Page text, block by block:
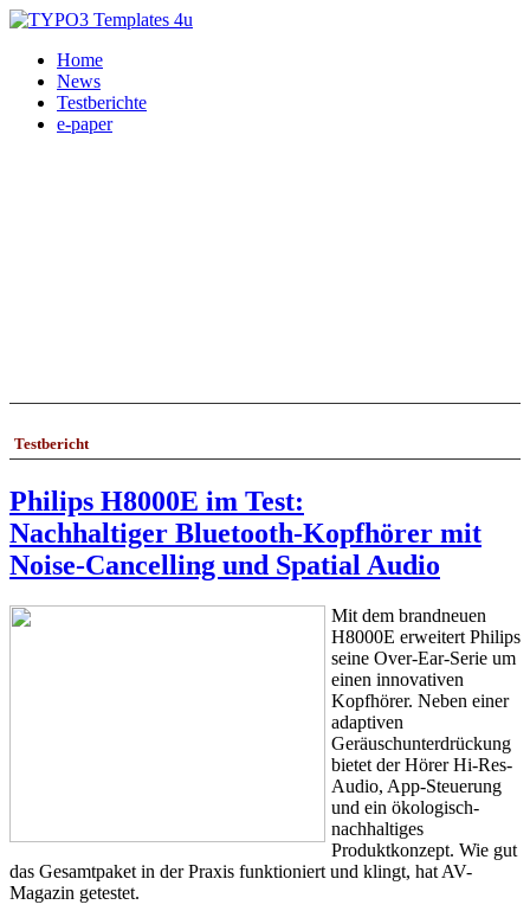
Home
News
Testberichte
e-paper
Testbericht
Philips H8000E im Test:
Nachhaltiger Bluetooth-Kopfhörer mit
Noise-Cancelling und Spatial Audio
Mit dem brandneuen
H8000E erweitert Philips
seine Over-Ear-Serie um
einen innovativen
Kopfhörer. Neben einer
adaptiven
Geräuschunterdrückung
bietet der Hörer Hi-Res-
Audio, App-Steuerung
und ein ökologisch-
nachhaltiges
Produktkonzept. Wie gut
das Gesamtpaket in der Praxis funktioniert und klingt, hat AV-
Magazin getestet.